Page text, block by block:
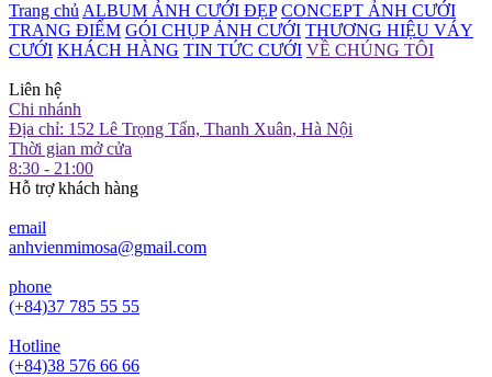
Trang chủ ALBUM ẢNH CƯỚI ĐẸP CONCEPT ẢNH CƯỚI
TRANG ĐIỂM GÓI CHỤP ẢNH CƯỚI THƯƠNG HIỆU VÁY
CƯỚI KHÁCH HÀNG TIN TỨC CƯỚI VỀ CHÚNG TÔI
Liên hệ
Chi nhánh
Địa chỉ: 152 Lê Trọng Tấn, Thanh Xuân, Hà Nội
Thời gian mở cửa
8:30 - 21:00
Hỗ trợ khách hàng
email
anhvienmimosa@gmail.com
phone
(+84)37 785 55 55
Hotline
(+84)38 576 66 66